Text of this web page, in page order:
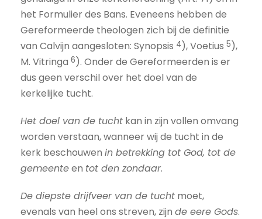
het Formulier des Bans. Eveneens hebben de
Gereformeerde theologen zich bij de definitie
van Calvijn aangesloten: Synopsis 4), Voetius 5),
M. Vitringa 6). Onder de Gereformeerden is er
dus geen verschil over het doel van de
kerkelijke tucht.
Het doel van de tucht kan in zijn vollen omvang
worden verstaan, wanneer wij de tucht in de
kerk beschouwen in betrekking tot God, tot de
gemeenteen tot den zondaar.
De diepste drijfveer van de tucht moet,
evenals van heel ons streven, zijn de eere Gods.